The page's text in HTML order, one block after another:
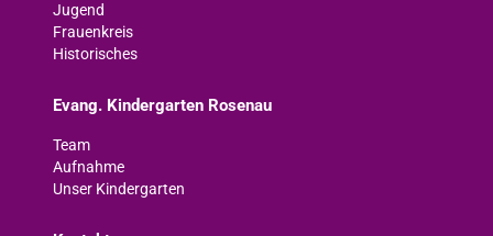
Jugend
Frauenkreis
Historisches
Evang. Kindergarten Rosenau
Team
Aufnahme
Unser Kindergarten